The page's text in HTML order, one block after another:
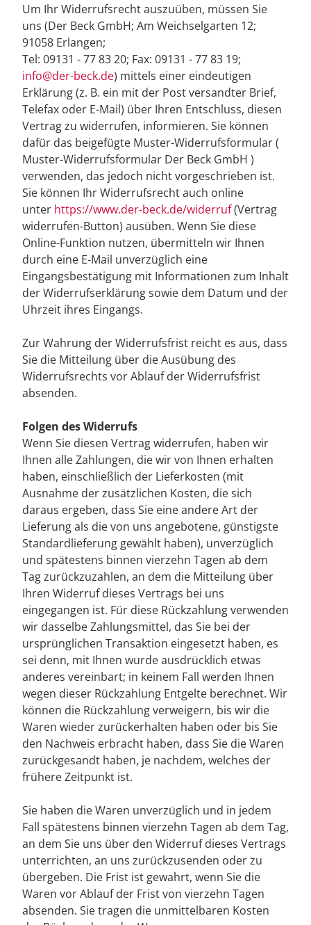
Um Ihr Widerrufsrecht auszuüben, müssen Sie
uns (Der Beck GmbH; Am Weichselgarten 12;
91058 Erlangen;
Tel: 09131 - 77 83 20; Fax: 09131 - 77 83 19;
info@der-beck.de) mittels einer eindeutigen
Erklärung (z. B. ein mit der Post versandter Brief,
Telefax oder E-Mail) über Ihren Entschluss, diesen
Vertrag zu widerrufen, informieren. Sie können
dafür das beigefügte Muster-Widerrufsformular (
Muster-Widerrufsformular Der Beck GmbH )
verwenden, das jedoch nicht vorgeschrieben ist.
Sie können Ihr Widerrufsrecht auch online
unter https://www.der-beck.de/widerruf(Vertrag
widerrufen-Button) ausüben. Wenn Sie diese
Online-Funktion nutzen, übermitteln wir Ihnen
durch eine E-Mail unverzüglich eine
Eingangsbestätigung mit Informationen zum Inhalt
der Widerrufserklärung sowie dem Datum und der
Uhrzeit ihres Eingangs.
Zur Wahrung der Widerrufsfrist reicht es aus, dass
Sie die Mitteilung über die Ausübung des
Widerrufsrechts vor Ablauf der Widerrufsfrist
absenden.
Folgen des Widerrufs
Wenn Sie diesen Vertrag widerrufen, haben wir
Ihnen alle Zahlungen, die wir von Ihnen erhalten
haben, einschließlich der Lieferkosten (mit
Ausnahme der zusätzlichen Kosten, die sich
daraus ergeben, dass Sie eine andere Art der
Lieferung als die von uns angebotene, günstigste
Standardlieferung gewählt haben), unverzüglich
und spätestens binnen vierzehn Tagen ab dem
Tag zurückzuzahlen, an dem die Mitteilung über
Ihren Widerruf dieses Vertrags bei uns
eingegangen ist. Für diese Rückzahlung verwenden
wir dasselbe Zahlungsmittel, das Sie bei der
ursprünglichen Transaktion eingesetzt haben, es
sei denn, mit Ihnen wurde ausdrücklich etwas
anderes vereinbart; in keinem Fall werden Ihnen
wegen dieser Rückzahlung Entgelte berechnet. Wir
können die Rückzahlung verweigern, bis wir die
Waren wieder zurückerhalten haben oder bis Sie
den Nachweis erbracht haben, dass Sie die Waren
zurückgesandt haben, je nachdem, welches der
frühere Zeitpunkt ist.
Sie haben die Waren unverzüglich und in jedem
Fall spätestens binnen vierzehn Tagen ab dem Tag,
an dem Sie uns über den Widerruf dieses Vertrags
unterrichten, an uns zurückzusenden oder zu
übergeben. Die Frist ist gewahrt, wenn Sie die
Waren vor Ablauf der Frist von vierzehn Tagen
absenden. Sie tragen die unmittelbaren Kosten